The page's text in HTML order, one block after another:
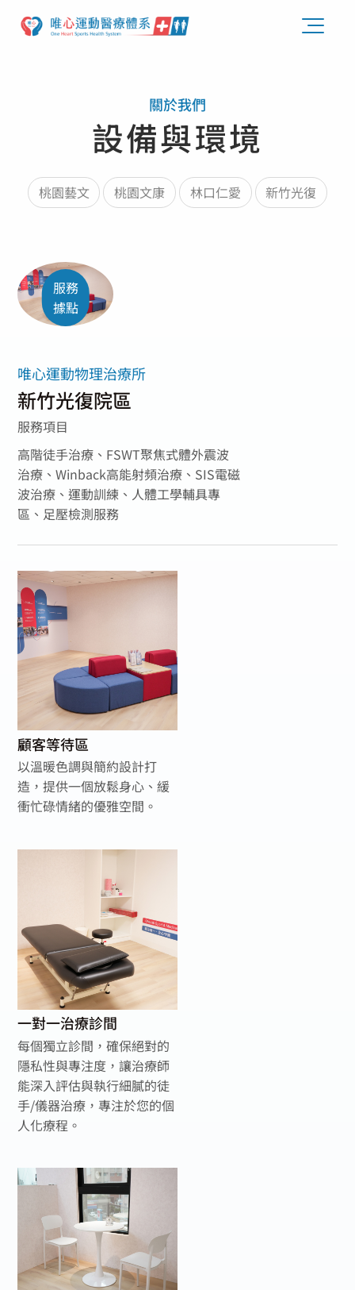
關於我們
設備與環境
桃園藝文 桃園文康 林口仁愛 新竹光復
服務
據點
唯心運動物理治療所
新竹光復院區
服務項目
高階徒手治療、FSWT聚焦式體外震波
治療、Winback高能射頻治療、SIS電磁
波治療、運動訓練、人體工學輔具專
區、足壓檢測服務
顧客等待區
以溫暖色調與簡約設計打
造，提供一個放鬆身心、緩
衝忙碌情緒的優雅空間。
一對一治療診間
每個獨立診間，確保絕對的
隱私性與專注度，讓治療師
能深入評估與執行細膩的徒
手/儀器治療，專注於您的個
人化療程。